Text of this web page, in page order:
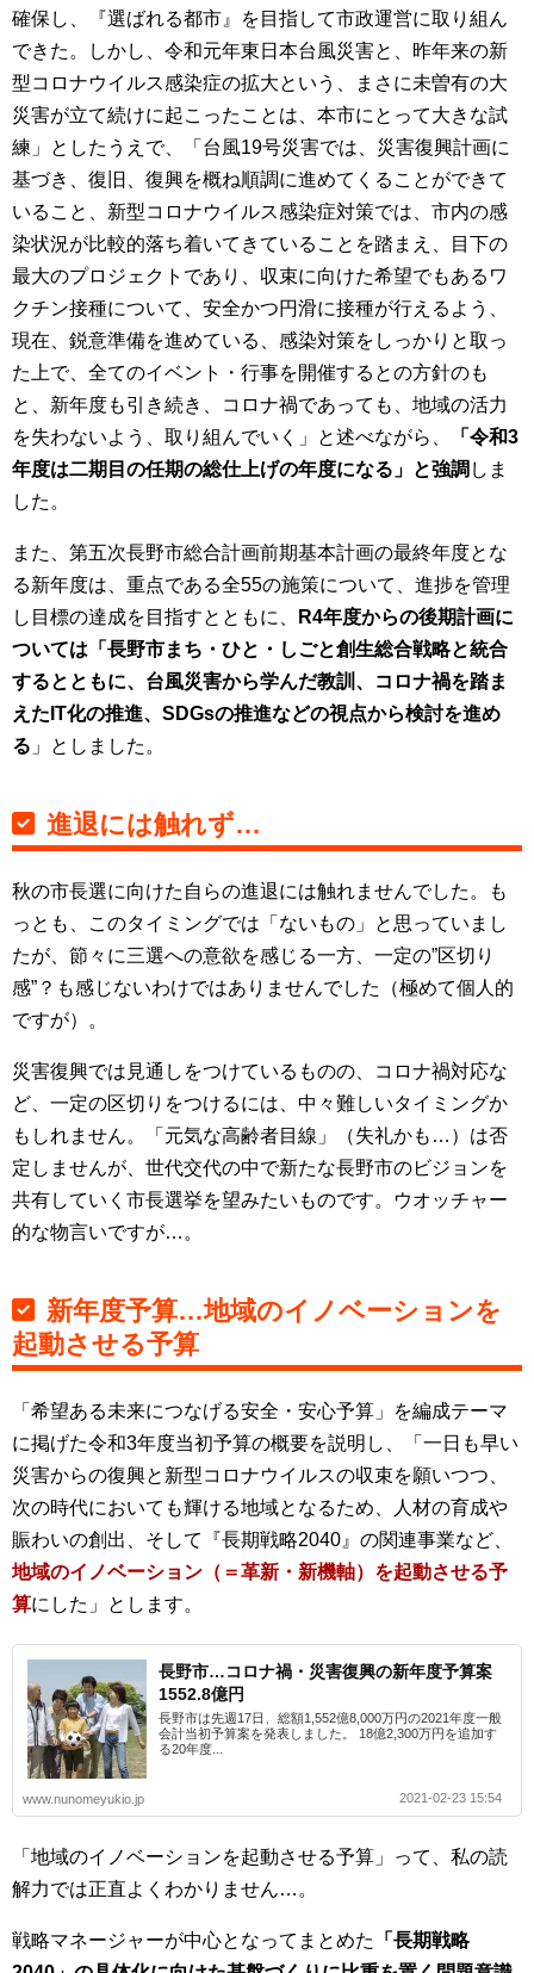
確保し、『選ばれる都市』を目指して市政運営に取り組ん
できた。しかし、令和元年東日本台風災害と、昨年来の新
型コロナウイルス感染症の拡大という、まさに未曽有の大
災害が立て続けに起こったことは、本市にとって大きな試
練」としたうえで、「台風19号災害では、災害復興計画に
基づき、復旧、復興を概ね順調に進めてくることができて
いること、新型コロナウイルス感染症対策では、市内の感
染状況が比較的落ち着いてきていることを踏まえ、目下の
最大のプロジェクトであり、収束に向けた希望でもあるワ
クチン接種について、安全かつ円滑に接種が行えるよう、
現在、鋭意準備を進めている、感染対策をしっかりと取っ
た上で、全てのイベント・行事を開催するとの方針のも
と、新年度も引き続き、コロナ禍であっても、地域の活力
を失わないよう、取り組んでいく」と述べながら、
「令和3
年度は二期目の任期の総仕上げの年度になる」と強調 しま
した。
また、第五次長野市総合計画前期基本計画の最終年度とな
る新年度は、重点である全55の施策について、進捗を管理
し目標の達成を目指すとともに、
R4年度からの後期計画に
ついては「長野市まち・ひと・しごと創生総合戦略と統合
するとともに、台風災害から学んだ教訓、コロナ禍を踏ま
えたIT化の推進、SDGsの推進などの視点から検討を進め
る 」としました。
進退には触れず…
秋の市長選に向けた自らの進退には触れませんでした。も
っとも、このタイミングでは「ないもの」と思っていまし
たが、節々に三選への意欲を感じる一方、一定の”区切り
感”？も感じないわけではありませんでした（極めて個人的
ですが）。
災害復興では見通しをつけているものの、コロナ禍対応な
ど、一定の区切りをつけるには、中々難しいタイミングか
もしれません。「元気な高齢者目線」（失礼かも…）は否
定しませんが、世代交代の中で新たな長野市のビジョンを
共有していく市長選挙を望みたいものです。ウオッチャー
的な物言いですが…。
新年度予算…地域のイノベーションを
起動させる予算
「希望ある未来につなげる安全・安心予算」を編成テーマ
に掲げた令和3年度当初予算の概要を説明し、「一日も早い
災害からの復興と新型コロナウイルスの収束を願いつつ、
次の時代においても輝ける地域となるため、人材の育成や
賑わいの創出、そして『長期戦略2040』の関連事業など、
地域のイノベーション（＝革新・新機軸）を起動させる予
算にした」とします。
長野市…コロナ禍・災害復興の新年度予算案
1552.8億円
長野市は先週17日、総額1,552億8,000万円の2021年度一般
会計当初予算案を発表しました。 18億2,300万円を追加す
る20年度...
www.nunomeyukio.jp 2021-02-23 15:54
「地域のイノベーションを起動させる予算」って、私の読
解力では正直よくわかりません…。
戦略マネージャーが中心となってまとめた
「長期戦略